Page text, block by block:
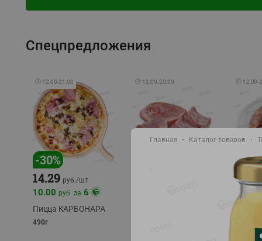
Спецпредложения
🕘 12:00-21:00
-30%
14.29 руб./шт
10.00 руб. за 6
Пицца КАРБОНАРА
490г
🕘 12:00-20:00 🕘 12:00-
-17%
9.99
11.99
охлажд
Главная Каталог товаров